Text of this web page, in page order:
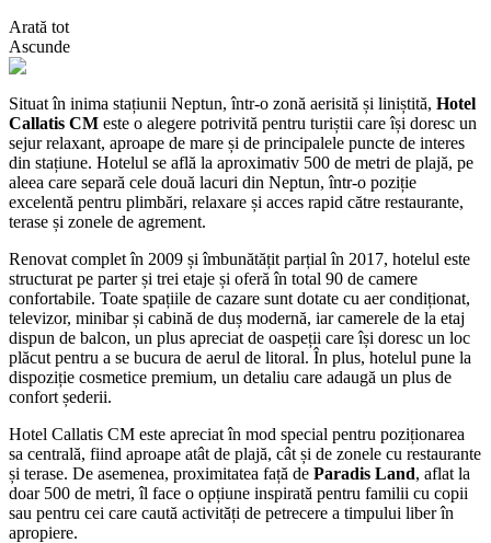
Arată tot
Ascunde
Situat în inima stațiunii Neptun, într-o zonă aerisită și liniștită, Hotel
Callatis CM este o alegere potrivită pentru turiștii care își doresc un
sejur relaxant, aproape de mare și de principalele puncte de interes
din stațiune. Hotelul se află la aproximativ 500 de metri de plajă, pe
aleea care separă cele două lacuri din Neptun, într-o poziție
excelentă pentru plimbări, relaxare și acces rapid către restaurante,
terase și zonele de agrement.
Renovat complet în 2009 și îmbunătățit parțial în 2017, hotelul este
structurat pe parter și trei etaje și oferă în total 90 de camere
confortabile. Toate spațiile de cazare sunt dotate cu aer condiționat,
televizor, minibar și cabină de duș modernă, iar camerele de la etaj
dispun de balcon, un plus apreciat de oaspeții care își doresc un loc
plăcut pentru a se bucura de aerul de litoral. În plus, hotelul pune la
dispoziție cosmetice premium, un detaliu care adaugă un plus de
confort șederii.
Hotel Callatis CM este apreciat în mod special pentru poziționarea
sa centrală, fiind aproape atât de plajă, cât și de zonele cu restaurante
și terase. De asemenea, proximitatea față de Paradis Land, aflat la
doar 500 de metri, îl face o opțiune inspirată pentru familii cu copii
sau pentru cei care caută activități de petrecere a timpului liber în
apropiere.